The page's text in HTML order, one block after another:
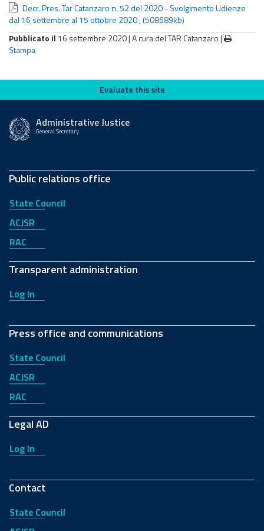
Decr. Pres. Tar Catanzaro n. 52 del 2020 - Svolgimento Udienze
dal 16 settembre al 15 ottobre 2020,(508689kb)
Pubblicato il 16 settembre 2020 |A cura del TAR Catanzaro|
Stampa
Evaluate this siteEvaluate this site
Administrative Justice
General Secretary
Public relations office
State Council
ACJSR
RAC
Transparent administration
Log In
Press office and communications
State Council
ACJSR
RAC
Legal AD
Log In
Contact
State Council